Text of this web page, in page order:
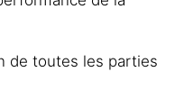
de toutes les parties